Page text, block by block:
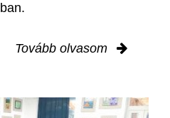
Tovább olvasom